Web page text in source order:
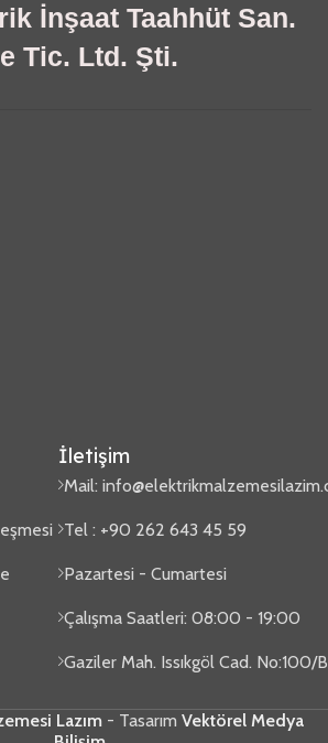
İnşaat Taahhüt San.
Tic. Ltd. Şti.
İletişim
Mail:
Tel : +90 262 643 45 59
Pazartesi - Cumartesi
Çalışma Saatleri: 08:00 - 19:00
Gaziler Mah. Issıkgöl Cad. No:100/
Lazım- Tasarım Vektörel Medya